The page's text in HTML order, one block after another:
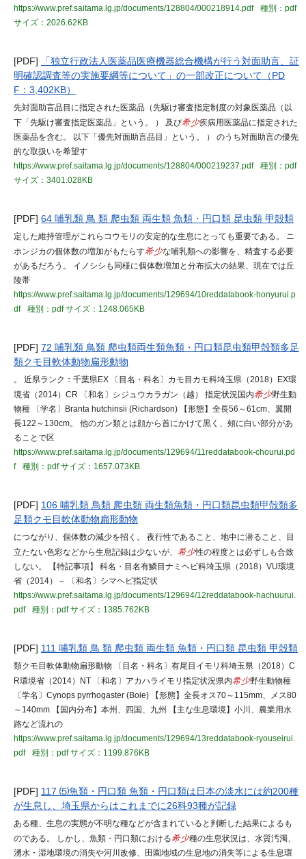
https://www.pref.saitama.lg.jp/documents/128804/000218914.pdf
種別：pdf
サイズ：2026.62KB
[PDF]
「独立行政法人医薬品医療機器総合機構が行う対面助言、証
明確認調査等の実施要綱等について」の一部改正について（PD
F：3,402KB）
先対面助言品目に指定された医薬品（先駆け審査指定制度の対象医薬品（以
下「先駆け審査指定医薬品」という。 ） 及び希少疾病用医薬品に指定された
医薬品を含む。 以下「優先対面助言品目」という。 ） のうち対面助言の優先
的な取扱いを希望す
https://www.pref.saitama.lg.jp/documents/128804/000219237.pdf
種別：pdf
サイズ：3401.028KB
[PDF] 64 哺乳類 鳥 類 爬虫類 両生類 魚類・円口類 昆虫類 甲殻類
定した維持管理がこれらコウモリの安定的な生息にとっても重要である。 ニ
ホンジカの個体数の増加がもたらす希少な哺乳類への影響を、精査する必要
があるだろう。 イノシシも同様に個体数増加と分布拡大の結果、現在では丘
陵帯
https://www.pref.saitama.lg.jp/documents/129694/10reddatabook-honyurui.p
df
種別：pdfサイズ：1248.065KB
[PDF] 72 哺乳類 鳥類 爬虫類両生類魚類・円口類昆虫類甲殻類多足
類クモ目軟体動物扁形動物
。 近県ランク：千葉県EX 〔目名・科名〕カモ目カモ科埼玉県（2018）EX環
境省（2014）CR 〔和名〕シジュウカラガン（越） 指定状況国内希少野生動
物種 〔学名〕Branta hutchinsii (Richardson) 【形態】全長56～61cm、翼開
長122～130cm。 他のガン類とは顔から首にかけて黒く、頰に白い部分があ
ることで区
https://www.pref.saitama.lg.jp/documents/129694/11reddatabook-chourui.pd
f
種別：pdfサイズ：1657.073KB
[PDF] 106 哺乳類 鳥類 爬虫類 両生類魚類・円口類昆虫類甲殻類多
足類クモ目軟体動物扁形動物
につながり、個体数の減少を招く。 夜行性であること、地中に潜ること、目
立たない色彩などから生息記録は少ないが、 希少性の程度とは必ずしも合致
しない。 【特記事項】 科名・目名有鱗目ナミヘビ科埼玉県（2018）VU環境
省（2014）－ 〔和名〕シマヘビ指定状
https://www.pref.saitama.lg.jp/documents/129694/12reddatabook-hachuurui.
pdf
種別：pdfサイズ：1385.762KB
[PDF] 111 哺乳類 鳥 類 爬虫類 両生類 魚類・円口類 昆虫類 甲殻類
類クモ目軟体動物扁形動物 〔目名・科名〕有尾目イモリ科埼玉県（2018）C
R環境省（2014）NT 〔和名〕アカハライモリ指定状況県内希少野生動物種
〔学名〕Cynops pyrrhogaster (Boie) 【形態】全長オス70～115mm、メス80
～140mm 【国内分布】本州、四国、九州 【主な生息環境】小川、農業用水
路など流れの
https://www.pref.saitama.lg.jp/documents/129694/13reddatabook-ryouseirui.
pdf
種別：pdfサイズ：1199.876KB
[PDF] 117 ⑸魚類・円口類 魚類・円口類は日本の淡水には約200種
が生息し、埼玉県からはこれまでに26科93種が記録
ある種、生息の実態が不明な種などが含まれていると判断した結果によるも
のである。 しかし、魚類・円口類における希少種の生息状況は、水質汚濁、
湧水・湿地環境の消失や河川改修、田園地域の生息地の消失等による生息環